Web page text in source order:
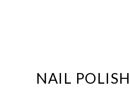
NAIL POLISH